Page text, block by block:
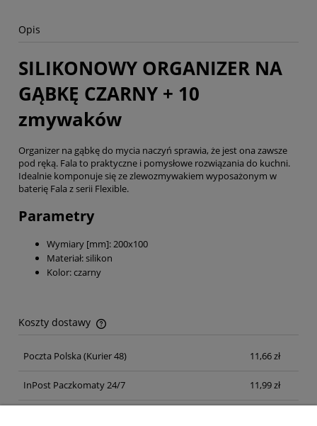
Opis
SILIKONOWY ORGANIZER NA
GĄBKĘ CZARNY + 10
zmywaków
Organizer na gąbkę do mycia naczyń sprawia, że jest ona zawsze
pod ręką. Fala to praktyczne i pomysłowe rozwiązania do kuchni.
Idealnie komponuje się ze zlewozmywakiem wyposażonym w
baterię Fala z serii Flexible.
Parametry
Wymiary [mm]: 200x100
Materiał: silikon
Kolor: czarny
Koszty dostawy
Cena nie zawiera ewentualnych kosztów płatności
Poczta Polska (Kurier 48) 11,66 zł
InPost Paczkomaty 24/7 11,99 zł